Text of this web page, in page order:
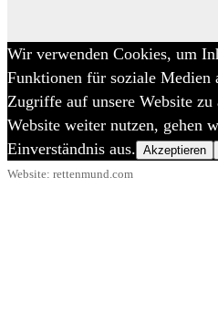
Website: rettenmund.com
Wir verwenden Cookies, um
Funktionen für soziale Medien
Zugriffe auf unsere Website
Website weiter nutzen, gehen
Einverständnis aus. Akzeptieren